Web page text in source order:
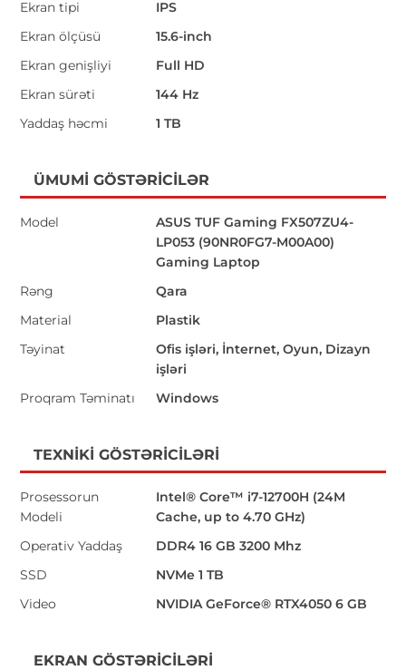
Ekran tipi
IPS
Ekran ölçüsü
15.6-inch
Ekran genişliyi
Full HD
Ekran sürəti
144 Hz
Yaddaş həcmi
1 TB
ÜMUMI GÖSTƏRICILƏR
Model
ASUS TUF Gaming FX507ZU4-
LP053 (90NR0FG7-M00A00)
Gaming Laptop
Rəng
Qara
Material
Plastik
Təyinat
Ofis işləri, İnternet, Oyun, Dizayn
işləri
Proqram Təminatı
Windows
TEXNIKI GÖSTƏRICILƏRI
Prosessorun
Modeli
Intel® Core™ i7-12700H (24M
Cache, up to 4.70 GHz)
Operativ Yaddaş
DDR4 16 GB 3200 Mhz
SSD
NVMe 1 TB
Video
NVIDIA GeForce® RTX4050 6 GB
EKRAN GÖSTƏRICILƏRI